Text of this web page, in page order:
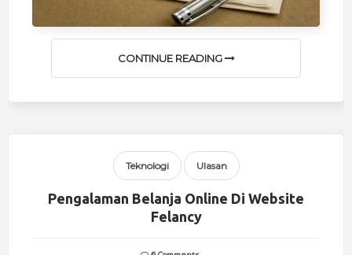
CONTINUE READING
Teknologi Ulasan
Pengalaman Belanja Online Di Website
Felancy